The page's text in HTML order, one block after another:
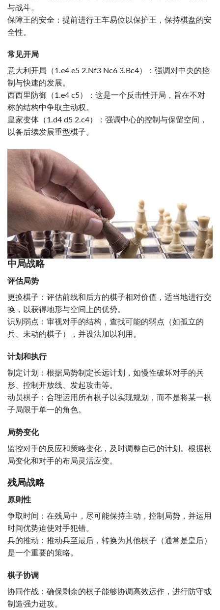
与战斗。
保障王的安全：提前进行王车易位以保护王，保持棋盘的安
全性。
常见开局
意大利开局（1.e4 e5 2.Nf3 Nc6 3.Bc4）：强调对中央的控
制与快速的发展。
西西里防御（1.e4 c5）：这是一个反击性开局，旨在不对
称的结构中争取主动权。
皇家变体（1.d4 d5 2.c4）：强调中心的控制与保留空间，
以备后续发展重型棋子。
中局战略
评估局势
更换棋子：评估前线和后方的棋子相对价值，适当地进行交
换，以获得地形与空间上的优势。
识别弱点：审视对手的结构，查找可能的弱点（如孤立的
兵、未动的棋子），并设法加以利用。
计划和执行
制定计划：根据局势制定长远计划，如慢性破坏对手的兵
形、控制开放线、发起攻击等。
动员棋子：合理运用所有棋子以实现规划，而不是将某一棋
子局限于单一的角色。
局势变化
监控对手的反应和策略变化，及时调整自己的计划。根据棋
局变化和对手的布局灵活应变。
残局战略
原则性
争取时间：在残局中，尽可能保持主动，控制局势，并运用
时间优势迫使对手犯错。
兵的推动：推动兵至最后，转换为其他棋子（通常是皇后）
是一个重要的策略。
棋子协调
协同作战：确保剩余的棋子能够协调高效运作，进行防守或
制造强力进攻。